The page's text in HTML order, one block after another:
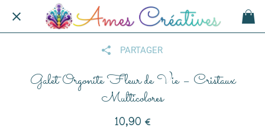
PARTAGER
Galet Orgonite Fleur de Vie – Cristaux
Multicolores
10,90 €